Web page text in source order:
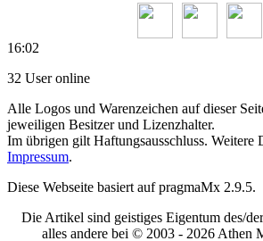
16:02
32 User online
Alle Logos und Warenzeichen auf dieser
jeweiligen Besitzer und Lizenzhalter.
Im übrigen gilt Haftungsausschluss. Weitere
Impressum.
Diese Webseite basiert auf pragmaMx 2.9.5.
Die Artikel sind geistiges Eigentum des/
alles andere bei © 2003 - 2026 Athen